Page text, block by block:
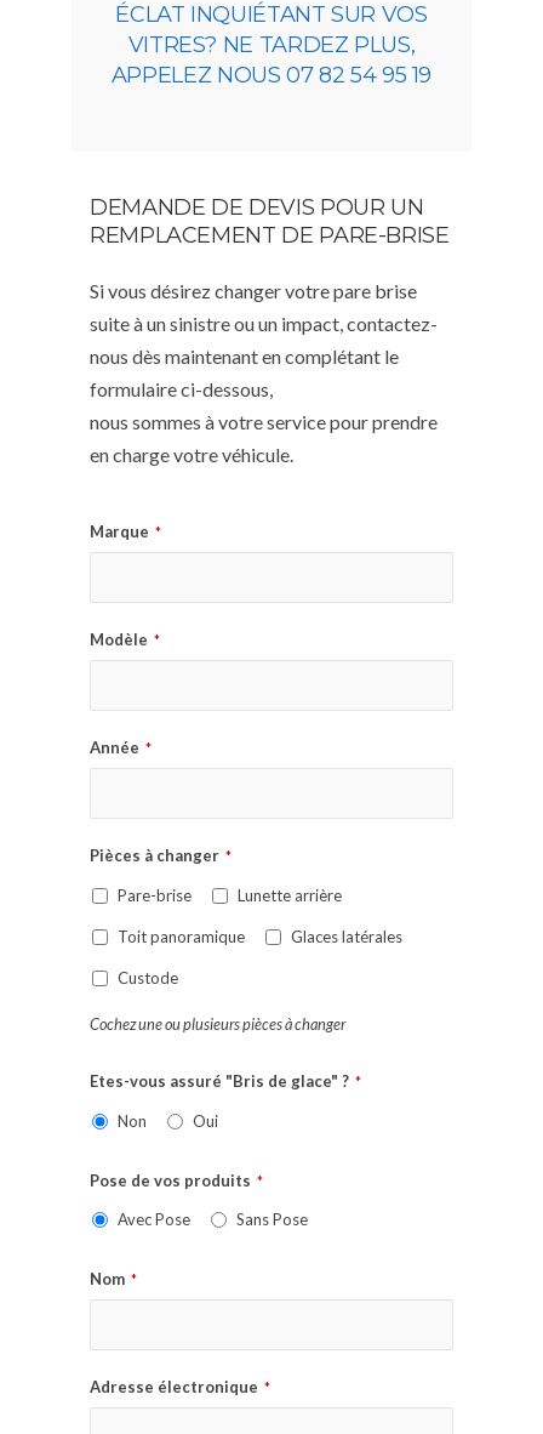
ÉCLAT INQUIÉTANT SUR VOS
VITRES? NE TARDEZ PLUS,
APPELEZ NOUS 07 82 54 95 19
DEMANDE DE DEVIS POUR UN
REMPLACEMENT DE PARE-BRISE
Si vous désirez changer votre pare brise
suite à un sinistre ou un impact, contactez-
nous dès maintenant en complétant le
formulaire ci-dessous,
nous sommes à votre service pour prendre
en charge votre véhicule.
Marque *
Modèle *
Année *
Pièces à changer *
Pare-brise Lunette arrière
Toit panoramique Glaces latérales
Custode
Cochez une ou plusieurs pièces à changer
Etes-vous assuré "Bris de glace" ? *
Non Oui
Pose de vos produits *
Avec Pose Sans Pose
Nom *
Adresse électronique *